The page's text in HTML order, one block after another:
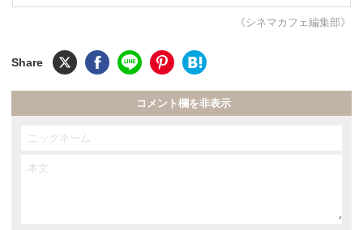
《シネマカフェ編集部》
コメント欄を非表示